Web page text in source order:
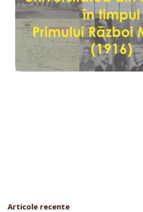
Articole recente